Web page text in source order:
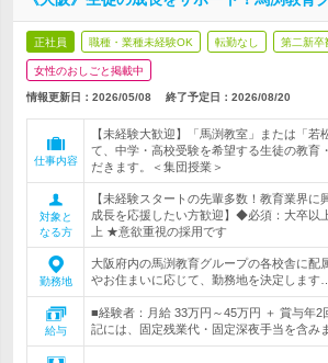
正社員 職種・業種未経験OK 転勤なし 第二新卒
女性のおしごと掲載中
情報更新日：2026/05/08 終了予定日： 2026/08/20
仕事内容
【未経験大歓迎】「馬渕教室」または「若
て、中学・高校受験を希望する生徒の教育
だきます。＜集団授業＞
対象と
なる方
【未経験スタートの先輩多数！教育業界に
成長を応援したい方歓迎】◆必須：大卒以
上 ★意欲重視の採用です
勤務地
大阪府内の馬渕教育グループの各校舎に配
やお住まいに応じて、勤務地を決定します…
給与
■経験者：月給 33万円～45万円 ＋ 賞与年2
記には、固定残業代・固定深夜手当を含み